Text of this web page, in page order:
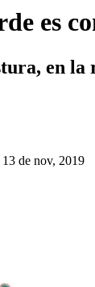
es
en la
de nov, 2019